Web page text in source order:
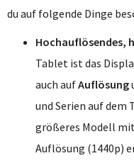
du auf folgende Dinge
Hochauflösendes,
Tablet ist das
auch aufAuflösung
und Serien auf
größeres Modell
Auflösung (1440p)